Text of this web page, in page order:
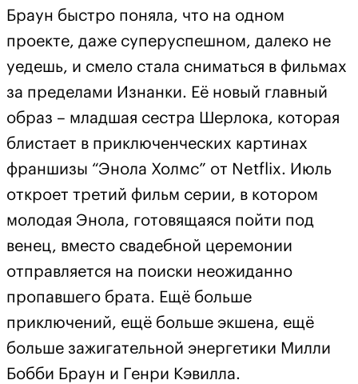
Браун быстро поняла, что на одном
проекте, даже суперуспешном, далеко не
уедешь, и смело стала сниматься в фильмах
за пределами Изнанки. Её новый главный
образ – младшая сестра Шерлока, которая
блистает в приключенческих картинах
франшизы “Энола Холмс” от Netflix. Июль
откроет третий фильм серии, в котором
молодая Энола, готовящаяся пойти под
венец, вместо свадебной церемонии
отправляется на поиски неожиданно
пропавшего брата. Ещё больше
приключений, ещё больше экшена, ещё
больше зажигательной энергетики Милли
Бобби Браун и Генри Кэвилла.